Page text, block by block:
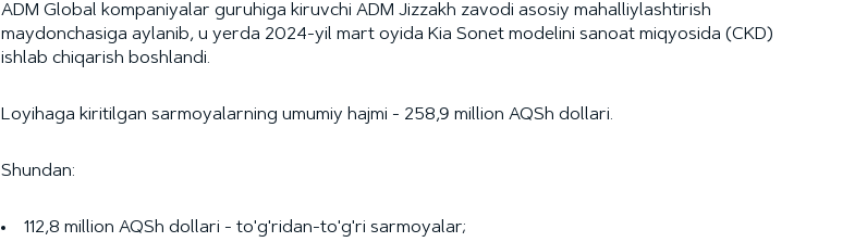
ADM Global kompaniyalar guruhiga kiruvchi ADM Jizzakh zavodi asosiy mahalliylashtirish
maydonchasiga aylanib, u yerda 2024-yil mart oyida Kia Sonet modelini sanoat miqyosida (CKD)
ishlab chiqarish boshlandi.
Loyihaga kiritilgan sarmoyalarning umumiy hajmi - 258,9 million AQSh dollari.
Shundan:
112,8 million AQSh dollari - to'g'ridan-to'g'ri sarmoyalar;